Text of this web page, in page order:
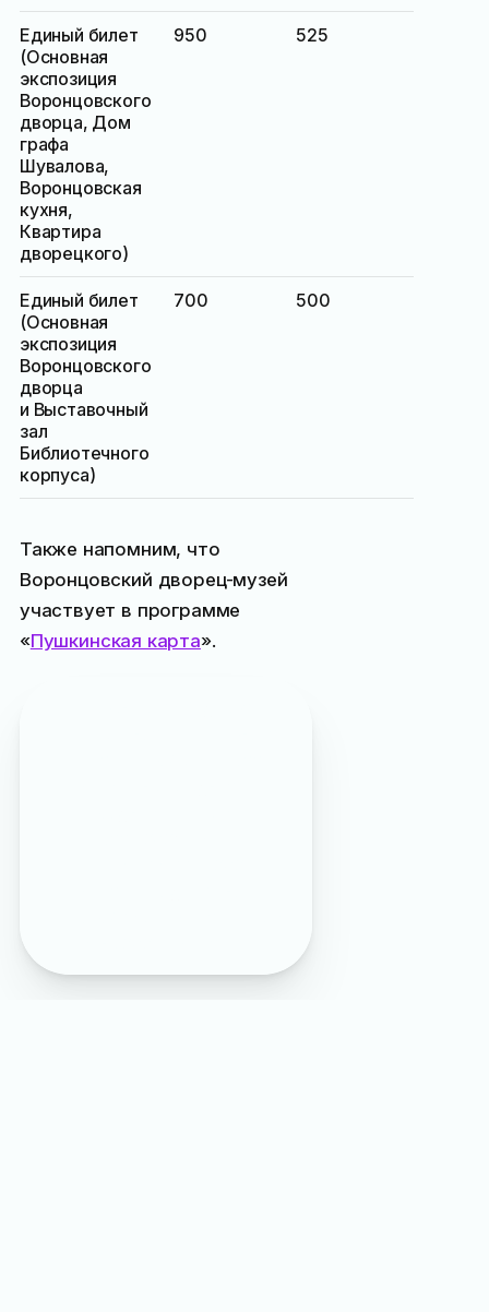
Единый билет
(Основная
экспозиция
Воронцовского
дворца, Дом
графа
Шувалова,
Воронцовская
кухня,
Квартира
дворецкого)
950 525
Единый билет
(Основная
экспозиция
Воронцовского
дворца
и Выставочный
зал
Библиотечного
корпуса)
700 500
Также напомним, что
Воронцовский дворец-музей
участвует в программе
«Пушкинская карта».